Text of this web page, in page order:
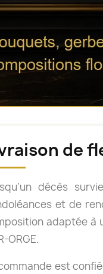
de
décès
et de
adaptée à
ORGE.
est